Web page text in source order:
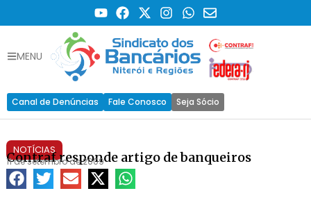
MENU
Canal de Denúncias Fale Conosco Seja Sócio
NOTÍCIAS
Contraf responde artigo de banqueiros
11 de setembro de 2009